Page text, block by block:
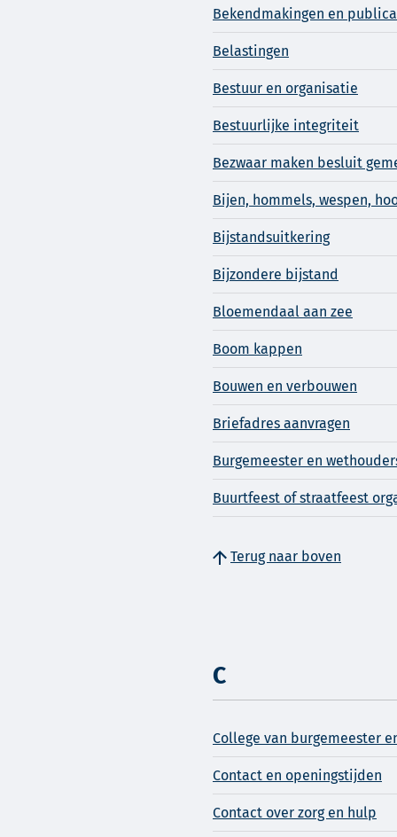
Bekendmakingen en
Belastingen
Bestuur en organisatie
Bestuurlijke integriteit
Bezwaar maken besluit
Bijen, hommels, wespen,
Bijstandsuitkering
Bijzondere bijstand
Bloemendaal aan zee
Boom kappen
Bouwen en verbouwen
Briefadres aanvragen
Burgemeester en
Buurtfeest of straatfeest
Terug naar boven
C
College van burgemeester
Contact en openingstijden
Contact over zorg en hulp